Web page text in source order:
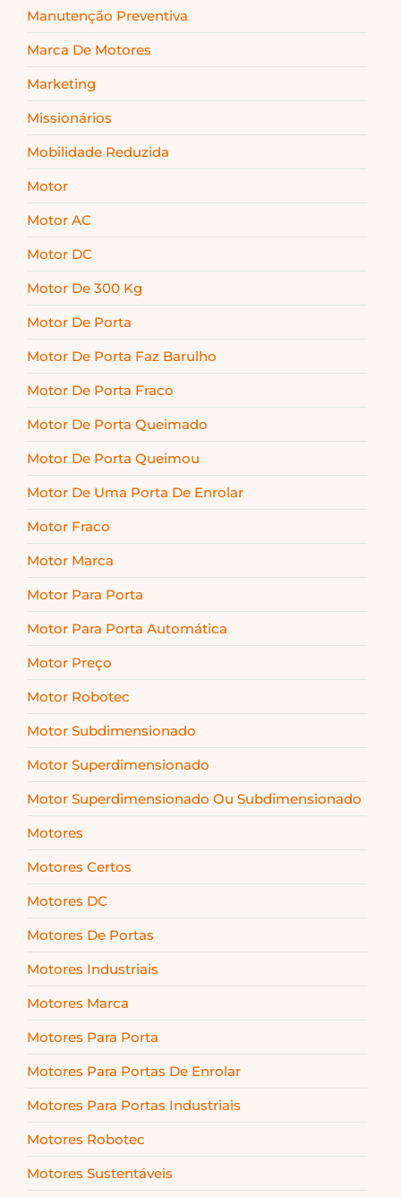
Manutenção Preventiva
Marca De Motores
Marketing
Missionários
Mobilidade Reduzida
Motor
Motor AC
Motor DC
Motor De 300 Kg
Motor De Porta
Motor De Porta Faz Barulho
Motor De Porta Fraco
Motor De Porta Queimado
Motor De Porta Queimou
Motor De Uma Porta De Enrolar
Motor Fraco
Motor Marca
Motor Para Porta
Motor Para Porta Automática
Motor Preço
Motor Robotec
Motor Subdimensionado
Motor Superdimensionado
Motor Superdimensionado Ou Subdimensionado
Motores
Motores Certos
Motores DC
Motores De Portas
Motores Industriais
Motores Marca
Motores Para Porta
Motores Para Portas De Enrolar
Motores Para Portas Industriais
Motores Robotec
Motores Sustentáveis